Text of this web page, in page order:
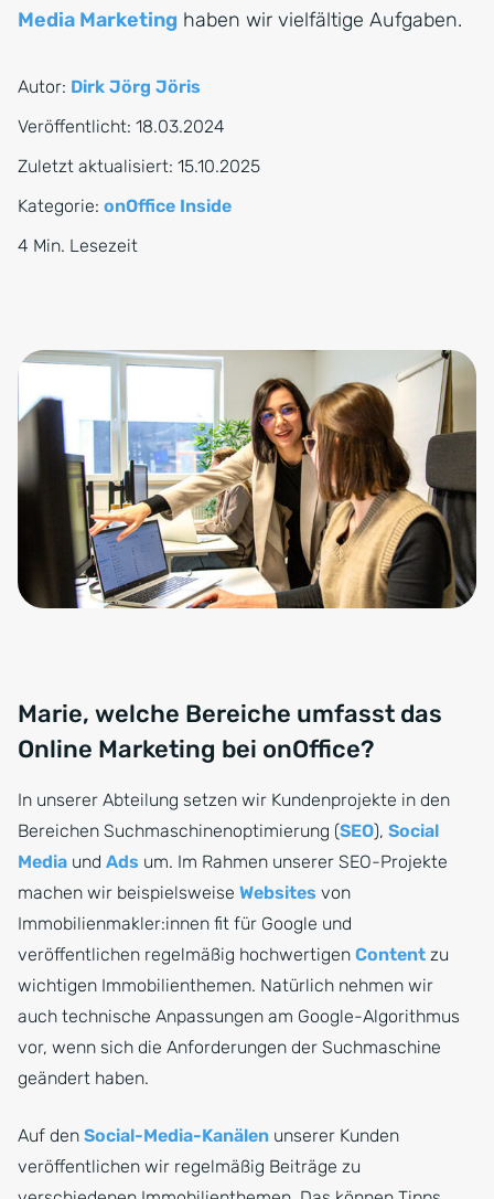
Media Marketing haben wir vielfältige Aufgaben.
Autor: Dirk Jörg Jöris
Veröffentlicht: 18.03.2024
Zuletzt aktualisiert: 15.10.2025
Kategorie: onOffice Inside
4 Min. Lesezeit
Marie, welche Bereiche umfasst das
Online Marketing bei onOffice?
In unserer Abteilung setzen wir Kundenprojekte in den
Bereichen Suchmaschinenoptimierung (SEO), Social
Media und Ads um. Im Rahmen unserer SEO-Projekte
machen wir beispielsweise Websites von
Immobilienmakler:innen fit für Google und
veröffentlichen regelmäßig hochwertigen Content zu
wichtigen Immobilienthemen. Natürlich nehmen wir
auch technische Anpassungen am Google-Algorithmus
vor, wenn sich die Anforderungen der Suchmaschine
geändert haben.
Auf den Social-Media-Kanälen unserer Kunden
veröffentlichen wir regelmäßig Beiträge zu